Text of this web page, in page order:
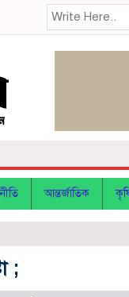
আন্তর্জাতিক
;